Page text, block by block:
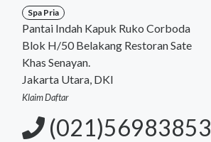
Spa Pria
Pantai Indah Kapuk Ruko Corboda
Blok H/50 Belakang Restoran Sate
Khas Senayan.
Jakarta Utara, DKI
Klaim Daftar
(021)56983853